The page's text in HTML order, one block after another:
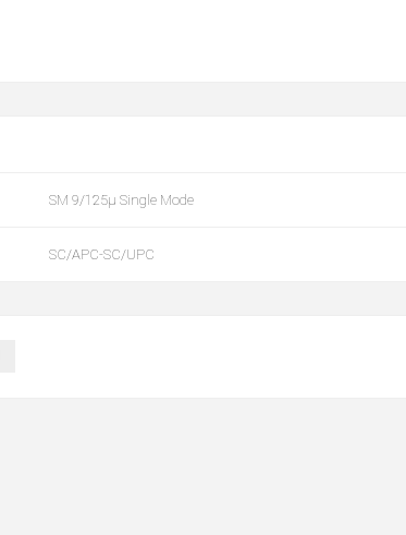
SM 9/125µ Single Mode
SC/APC-SC/UPC